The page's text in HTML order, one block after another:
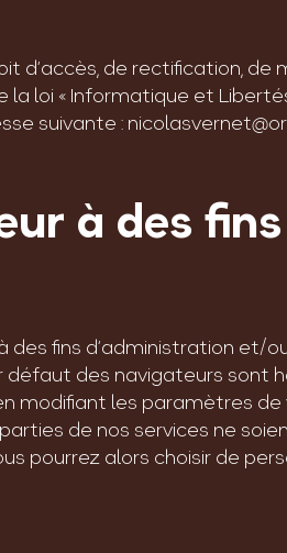
d’accès, de rectification,
loi « Informatique et Libertés
suivante :
à des fins
fins d’administration et/
défaut des navigateurs sont
modifiant les paramètres
de nos services ne
pourrez alors choisir de